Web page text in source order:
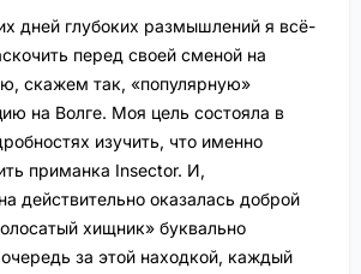
дней глубоких размышлений я всё-
перед своей сменой на
скажем так, «популярную»
на Волге. Моя цель состояла в
изучить, что именно
приманка Insector. И,
действительно оказалась доброй
хищник» буквально
за этой находкой, каждый